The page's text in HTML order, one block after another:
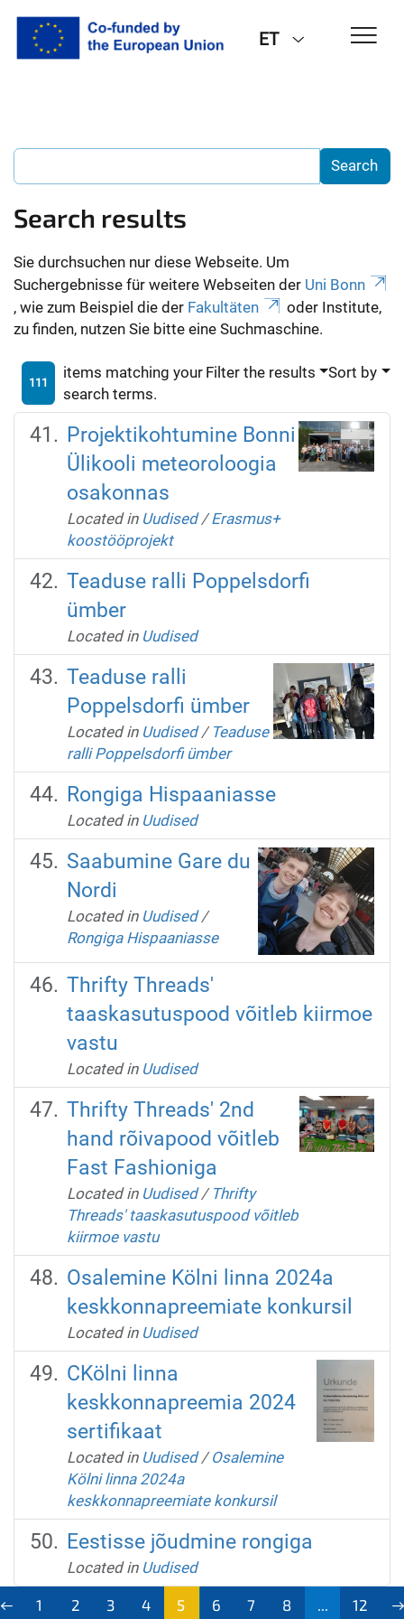
ET
Search results
Sie durchsuchen nur diese Webseite. Um
Suchergebnisse für weitere Webseiten der Uni Bonn
, wie zum Beispiel die der Fakultäten
oder Institute,
zu finden, nutzen Sie bitte eine Suchmaschine.
111
items matching your
search terms.
Filter the results Sort by
Projektikohtumine Bonni
Ülikooli meteoroloogia
osakonnas
Located in Uudised /Erasmus+
koostööprojekt
Teaduse ralli Poppelsdorfi
ümber
Located in Uudised
Teaduse ralli
Poppelsdorfi ümber
Located in Uudised / Teaduse
ralli Poppelsdorfi ümber
Rongiga Hispaaniasse
Located in Uudised
Saabumine Gare du
Nordi
Located in Uudised /
Rongiga Hispaaniasse
Thrifty Threads'
taaskasutuspood võitleb kiirmoe
vastu
Located in Uudised
Thrifty Threads' 2nd
hand rõivapood võitleb
Fast Fashioniga
Located in Uudised / Thrifty
Threads' taaskasutuspood võitleb
kiirmoe vastu
Osalemine Kölni linna 2024a
keskkonnapreemiate konkursil
Located in Uudised
CKölni linna
keskkonnapreemia 2024
sertifikaat
Located in Uudised /Osalemine
Kölni linna 2024a
keskkonnapreemiate konkursil
Eestisse jõudmine rongiga
Located in Uudised
1 2 3 4 5 6 7 8 12